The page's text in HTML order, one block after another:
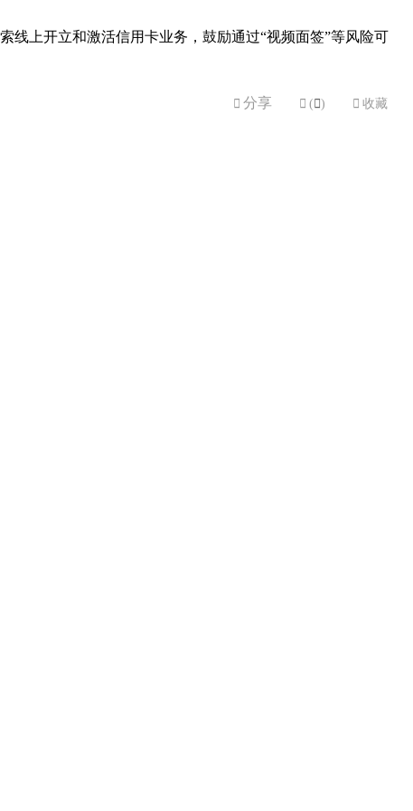
线上开立和激活信用卡业务，鼓励通过“视频面签”等风险可
 分享  ( )  收藏